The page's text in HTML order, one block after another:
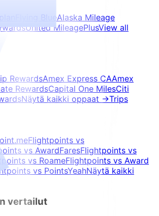
Flying BlueAlaska Mileage
United MileagePlusView all
RewardsAmex Express CAAmex
RewardsCapital One MilesCiti
Näytä kaikki oppaat →Trips
Flightpoints vs
vs AwardFaresFlightpoints vs
vs RoameFlightpoints vs Award
vs PointsYeahNäytä kaikki
vertailut